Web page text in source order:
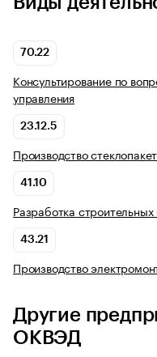
70.22
Консультирование по
управления
23.12.5
Производство
41.10
Разработка строительных
43.21
Производство
Другие
ОКВЭД